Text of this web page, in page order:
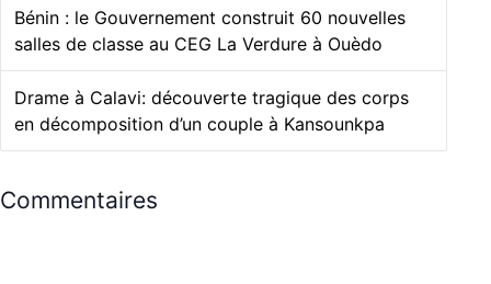
Bénin : le Gouvernement construit 60 nouvelles
salles de classe au CEG La Verdure à Ouèdo
Drame à Calavi: découverte tragique des corps
en décomposition d’un couple à Kansounkpa
Commentaires